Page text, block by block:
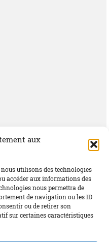
aux
utilisons des technologies
accéder aux informations des
nous permettra de
de navigation ou les ID
ou de retirer son
sur certaines caractéristiques